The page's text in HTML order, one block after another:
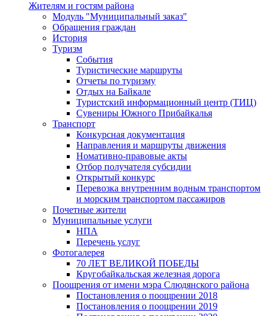
Жителям и гостям района
Модуль "Муниципальный заказ"
Обращения граждан
История
Туризм
События
Туристические маршруты
Отчеты по туризму
Отдых на Байкале
Туристский информационный центр (ТИЦ)
Сувениры Южного Прибайкалья
Транспорт
Конкурсная документация
Направления и маршруты движения
Номативно-правовые акты
Отбор получателя субсидии
Открытый конкурс
Перевозка внутренним водным транспортом
и морским транспортом пассажиров
Почетные жители
Муниципальные услуги
НПА
Перечень услуг
Фотогалерея
70 ЛЕТ ВЕЛИКОЙ ПОБЕДЫ
Кругобайкальская железная дорога
Поощрения от имени мэра Слюдянского района
Постановления о поощрении 2018
Постановления о поощрении 2019